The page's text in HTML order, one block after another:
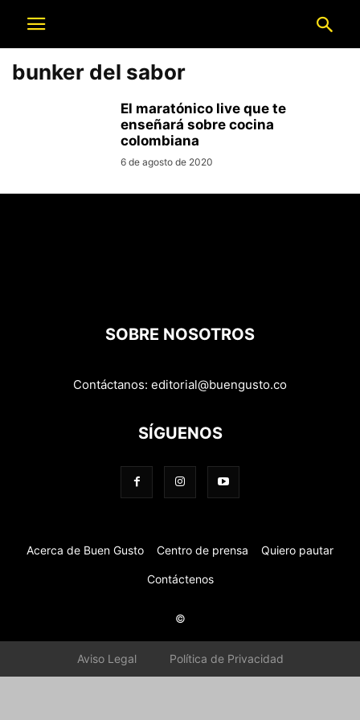
bunker del sabor
El maratónico live que te
enseñará sobre cocina
colombiana
6 de agosto de 2020
SOBRE NOSOTROS
Contáctanos: editorial@buengusto.co
SÍGUENOS
Acerca de Buen Gusto Centro de prensa Quiero pautar
Contáctenos
©
Aviso Legal Política de Privacidad